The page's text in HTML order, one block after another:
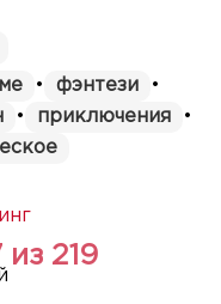
• фэнтези
•
• приключения
•
из 219